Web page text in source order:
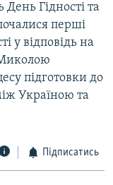
День Гідності та
перші
у відповідь на
підготовки до
Україною та
Підписатись